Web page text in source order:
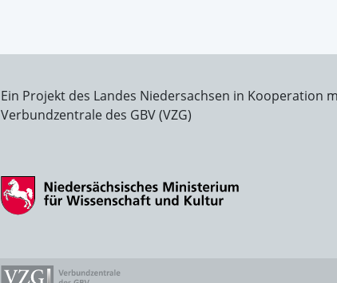
Ein Projekt des Landes Niedersachsen in Kooperation
Verbundzentrale des GBV (VZG)